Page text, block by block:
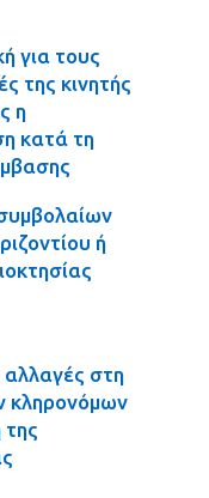
για τους
της κινητής
η
κατά τη
ή
αλλαγές στη
κληρονόμων
της